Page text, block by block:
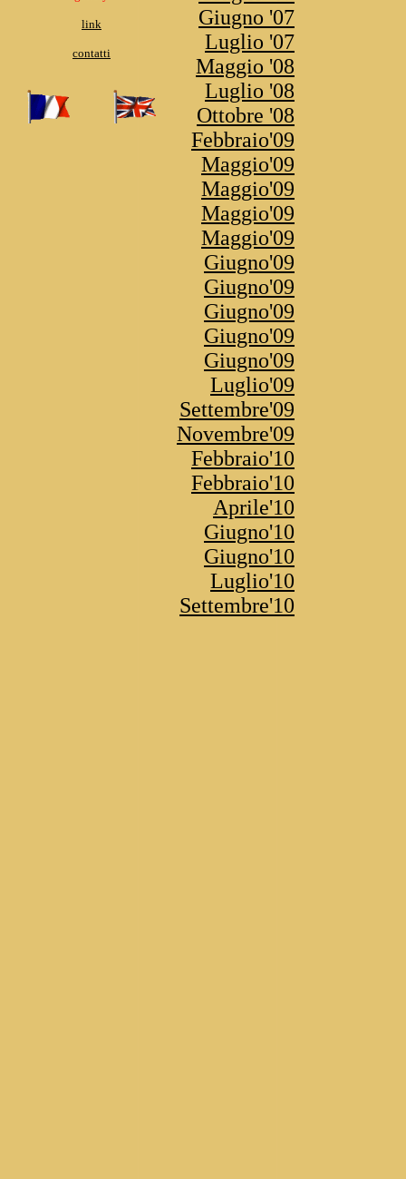
link
contatti
Giugno '07
Luglio '07
Maggio '08
Luglio '08
Ottobre '08
Febbraio'09
Maggio'09
Maggio'09
Maggio'09
Maggio'09
Giugno'09
Giugno'09
Giugno'09
Giugno'09
Giugno'09
Luglio'09
Settembre'09
Novembre'09
Febbraio'10
Febbraio'10
Aprile'10
Giugno'10
Giugno'10
Luglio'10
Settembre'10